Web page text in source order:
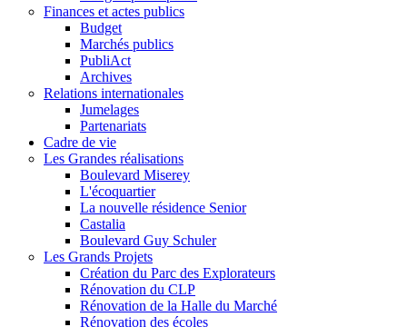
Finances et actes publics
Budget
Marchés publics
PubliAct
Archives
Relations internationales
Jumelages
Partenariats
Cadre de vie
Les Grandes réalisations
Boulevard Miserey
L'écoquartier
La nouvelle résidence Senior
Castalia
Boulevard Guy Schuler
Les Grands Projets
Création du Parc des Explorateurs
Rénovation du CLP
Rénovation de la Halle du Marché
Rénovation des écoles